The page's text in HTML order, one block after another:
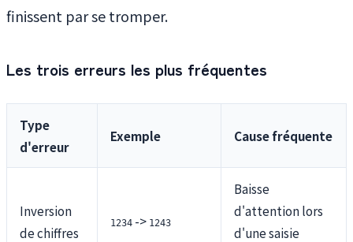
finissent par se tromper.
Les trois erreurs les plus fréquentes
Type
d'erreur
Exemple Cause fréquente
Inversion
de chiffres
1234 -> 1243
Baisse
d'attention lors
d'une saisie